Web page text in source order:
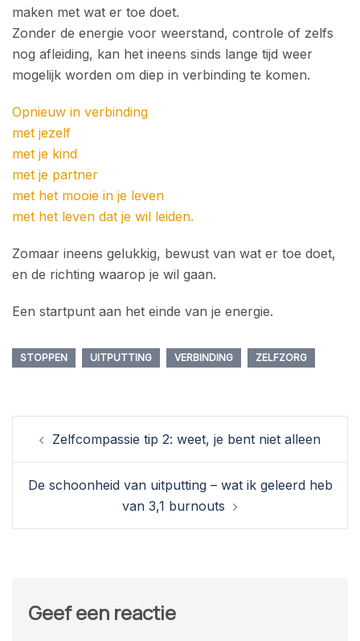
maken met wat er toe doet.
Zonder de energie voor weerstand, controle of zelfs
nog afleiding, kan het ineens sinds lange tijd weer
mogelijk worden om diep in verbinding te komen.
Opnieuw in verbinding
met jezelf
met je kind
met je partner
met het mooie in je leven
met het leven dat je wil leiden.
Zomaar ineens gelukkig, bewust van wat er toe doet,
en de richting waarop je wil gaan.
Een startpunt aan het einde van je energie.
STOPPEN UITPUTTING VERBINDING ZELFZORG
Berichtnavigatie
Zelfcompassie tip 2: weet, je bent niet alleen
De schoonheid van uitputting – wat ik geleerd heb
van 3,1 burnouts
Geef een reactie